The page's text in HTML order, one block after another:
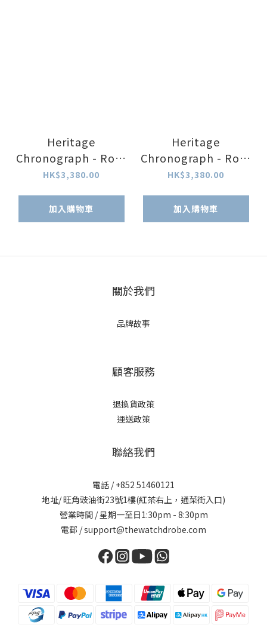
Heritage
Chronograph - Rose
Gold Case and
HK$3,380.00
加入購物車
Heritage
Chronograph - Rose
Gold with Black Dial
HK$3,380.00
加入購物車
關於我們
品牌故事
顧客服務
退換貨政策
運送政策
聯絡我們
電話 / +852 51460121
地址/ 旺角豉油街23號1樓(紅茶右上，通菜街入口)
營業時間 / 星期一至日1:30pm - 8:30pm
電郵 / support@thewatchdrobe.com